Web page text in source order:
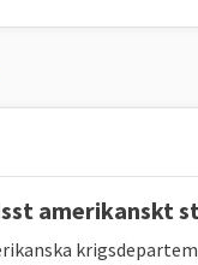
amerikanskt